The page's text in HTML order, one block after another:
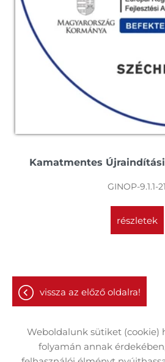
Kamatmentes
GINOP-9.1.1-21
részletek
vissza az előző oldalra!
Weboldalunk sütiket (cookie)
folyamán annak